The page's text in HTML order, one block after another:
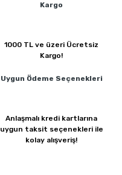
Kargo
1000 TL ve üzeri Ücretsiz
Kargo!
Uygun Ödeme Seçenekleri
Anlaşmalı kredi kartlarına
uygun taksit seçenekleri ile
kolay alışveriş!